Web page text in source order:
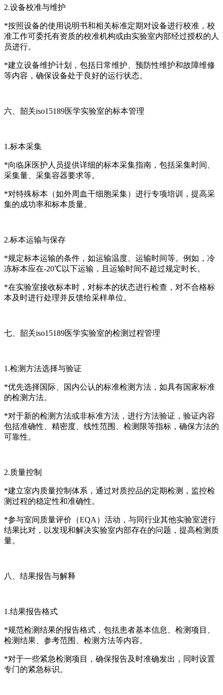
2.设备校准与维护
*按照设备的使用说明书和相关标准定期对设备进行校准，校
准工作可委托有资质的校准机构或由实验室内部经过授权的人
员进行。
*建立设备维护计划，包括日常维护、预防性维护和故障维修
等内容，确保设备处于良好的运行状态。
六、韶关iso15189医学实验室的标本管理
1.标本采集
*向临床医护人员提供详细的标本采集指南，包括采集时间、
采集量、采集容器要求等。
*对特殊标本（如外周血干细胞采集）进行专项培训，提高采
集的成功率和标本质量。
2.标本运输与保存
*规定标本运输的条件，如运输温度、运输时间等。例如，冷
冻标本应在-20℃以下运输，且运输时间不超过规定时长。
*在实验室接收标本时，对标本的状态进行检查，对不合格标
本及时进行处理并反馈给采样单位。
七、韶关iso15189医学实验室的检测过程管理
1.检测方法选择与验证
*优先选择国际、国内公认的标准检测方法，如具有国家标准
的检测方法。
*对于新的检测方法或非标准方法，进行方法验证，验证内容
包括准确性、精密度、线性范围、检测限等指标，确保方法的
可靠性。
2.质量控制
*建立室内质量控制体系，通过对质控品的定期检测，监控检
测过程的稳定性和准确性。
*参与室间质量评价（EQA）活动，与同行业其他实验室进行
结果比对，以发现和解决实验室内部存在的问题，提高检测质
量。
八、结果报告与解释
1.结果报告格式
*规范检测结果的报告格式，包括患者基本信息、检测项目、
检测结果、参考范围、检测方法等内容。
*对于一些紧急检测项目，确保报告及时准确发出，同时设置
专门的紧急标识。